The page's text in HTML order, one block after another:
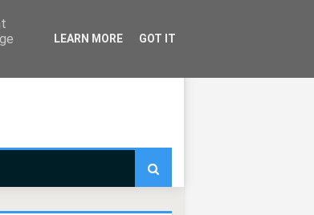
LEARN MORE GOT IT